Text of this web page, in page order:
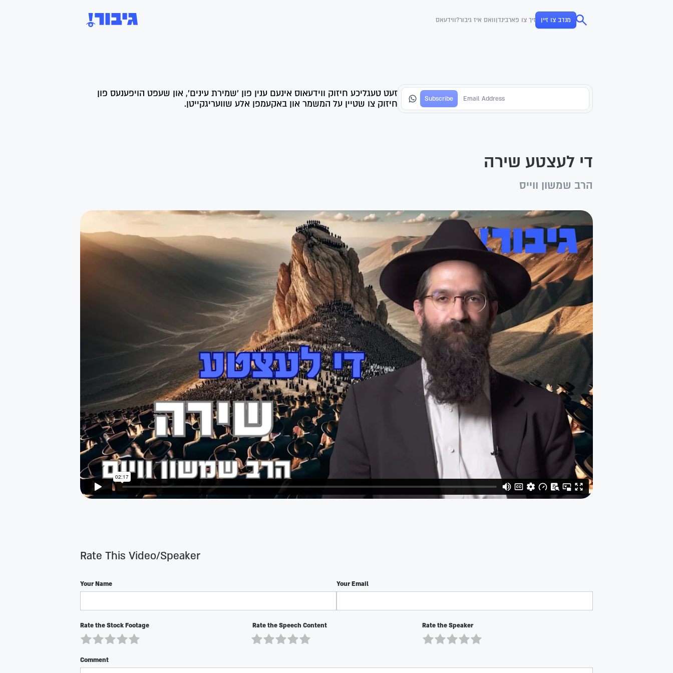
מנדב צו זיין זיך צו פארבינדןוואס איז גיבור?ווידעאס
זעט טעגליכע חיזוק ווידעאוס אינעם ענין פון 'שמירת עינים', און שעפט הויפענעס פון
חיזוק צו שטיין על המשמר און באקעמפן אלע שוועריגקייטן.
די לעצטע שירה
הרב שמשון ווייס
Rate This Video/Speaker
Your Name Your Email
Rate the Stock Footage Rate the Speech Content Rate the Speaker
Comment